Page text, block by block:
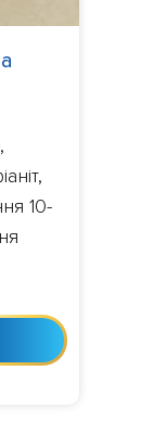
10-